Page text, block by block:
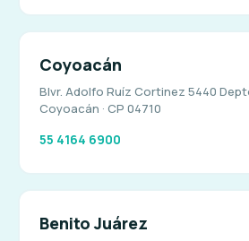
Coyoacán
Blvr. Adolfo Ruíz Cortinez 5440
Coyoacán · CP 04710
55 4164 6900
Benito Juárez